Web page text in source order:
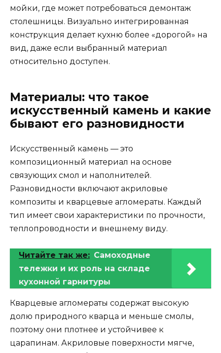
мойки, где может потребоваться демонтаж
столешницы. Визуально интегрированная
конструкция делает кухню более «дорогой» на
вид, даже если выбранный материал
относительно доступен.
Материалы: что такое
искусственный камень и какие
бывают его разновидности
Искусственный камень — это
композиционный материал на основе
связующих смол и наполнителей.
Разновидности включают акриловые
композиты и кварцевые агломераты. Каждый
тип имеет свои характеристики по прочности,
теплопроводности и внешнему виду.
Читайте так же: Самоходные
тележки и их роль на складе
кухонной гарнитуры
Кварцевые агломераты содержат высокую
долю природного кварца и меньше смолы,
поэтому они плотнее и устойчивее к
царапинам. Акриловые поверхности мягче,